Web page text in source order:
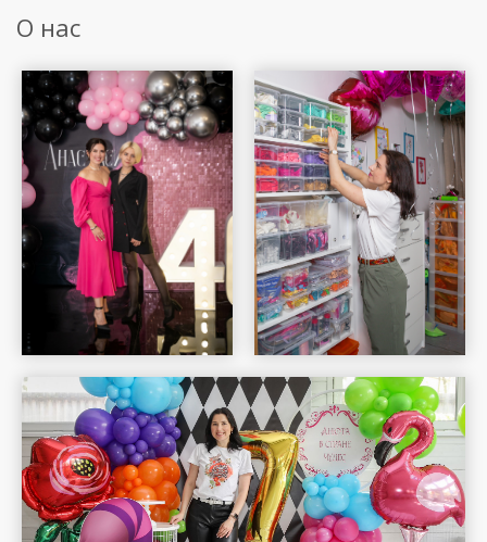
Шар Удачи на карте Москвы — Яндекс Карты
О нас